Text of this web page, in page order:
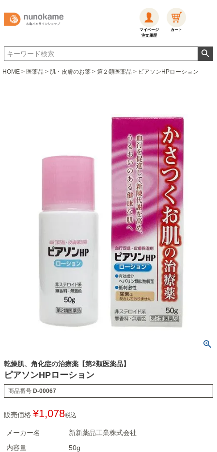
マイページ
注文履歴
カート
HOME 医薬品 肌・皮膚のお薬 第２類医薬品 ピアソンHPローション
乾燥肌、角化症の治療薬【第2類医薬品】
ピアソンHPローション
商品番号 D-00067
販売価格 ¥1,078税込
メーカー名
新新薬品工業株式会社
内容量
50g